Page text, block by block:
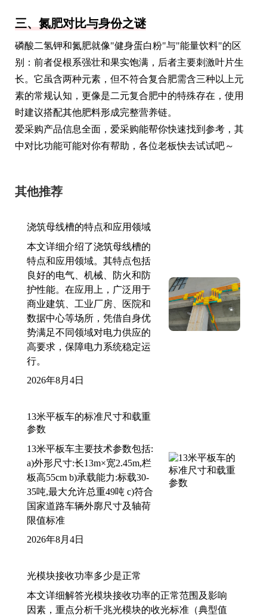
三、氮肥对比与身份之谜
磷酸二氢钾和氮肥就像"健身蛋白粉"与"能量饮料"的区
别：前者促根系强壮和果实饱满，后者主要刺激叶片生
长。它虽含两种元素，但不符合复合肥需含三种以上元
素的常规认知，更像是二元复合肥中的特殊存在，使用
时建议搭配其他肥料形成完整营养链。
爱采购产品信息全面，爱采购能帮你快速找到参考，其
中对比功能可能对你有帮助，各位老板快去试试吧～
其他推荐
浇筑母线槽的特点和应用领域
本文详细介绍了浇筑母线槽的
特点和应用领域。其特点包括
良好的电气、机械、防火和防
护性能。在应用上，广泛用于
商业建筑、工业厂房、医院和
数据中心等场所，凭借自身优
势满足不同领域对电力供应的
高要求，保障电力系统稳定运
行。
2026年8月4日
13米平板车的标准尺寸和载重
参数
13米平板车主要技术参数包括:
a)外形尺寸:长13m×宽2.45m,栏
板高55cm b)承载能力:标载30-
35吨,最大允许总重49吨 c)符合
国家道路车辆外廓尺寸及轴荷
限值标准
2026年8月4日
光模块接收功率多少是正常
本文详细解答光模块接收功率的正常范围及影响
因素，重点分析千兆光模块的收光标准（典型值